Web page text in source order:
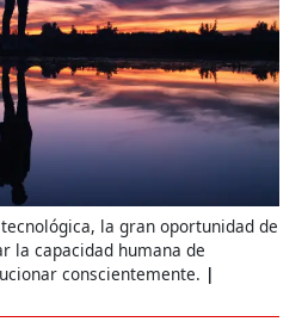
la gran oportunidad de
la capacidad humana de
conscientemente.